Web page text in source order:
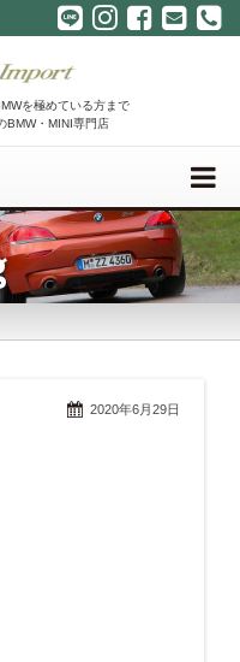
を極めている方まで
BMW・MINI専門店
2020年6月29日